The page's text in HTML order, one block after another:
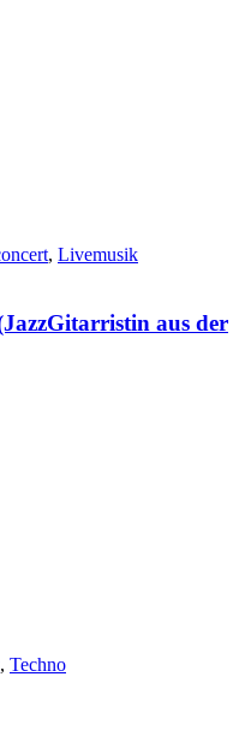
, Livemusik
aus der
, Techno